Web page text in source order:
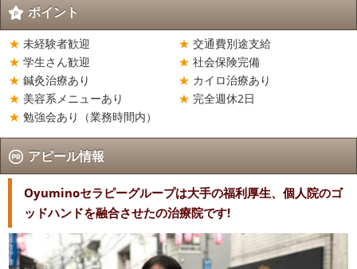
ポイント
未経験者歓迎
交通費別途支給
学生さん歓迎
社会保険完備
鍼灸治療あり
カイロ治療あり
美容系メニューあり
完全週休2日
勉強会あり（業務時間内）
アピール情報
Oyuminoセラピーグループは大手の福利厚生、個人院のゴ
ッドハンドを融合させたの治療院です!